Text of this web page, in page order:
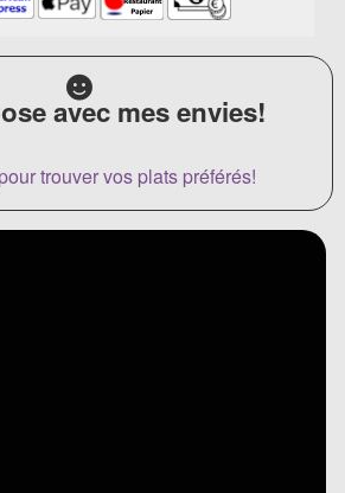
avec mes envies!
trouver vos plats préférés!